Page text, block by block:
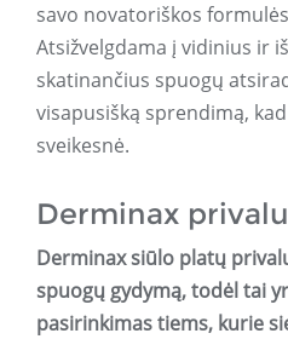
savo novatoriškos
Atsižvelgdama į vidinius ir
skatinančius spuogų
visapusišką sprendimą,
sveikesnė.
Derminax
Derminax siūlo platų
spuogų gydymą, todėl tai
pasirinkimas tiems, kurie